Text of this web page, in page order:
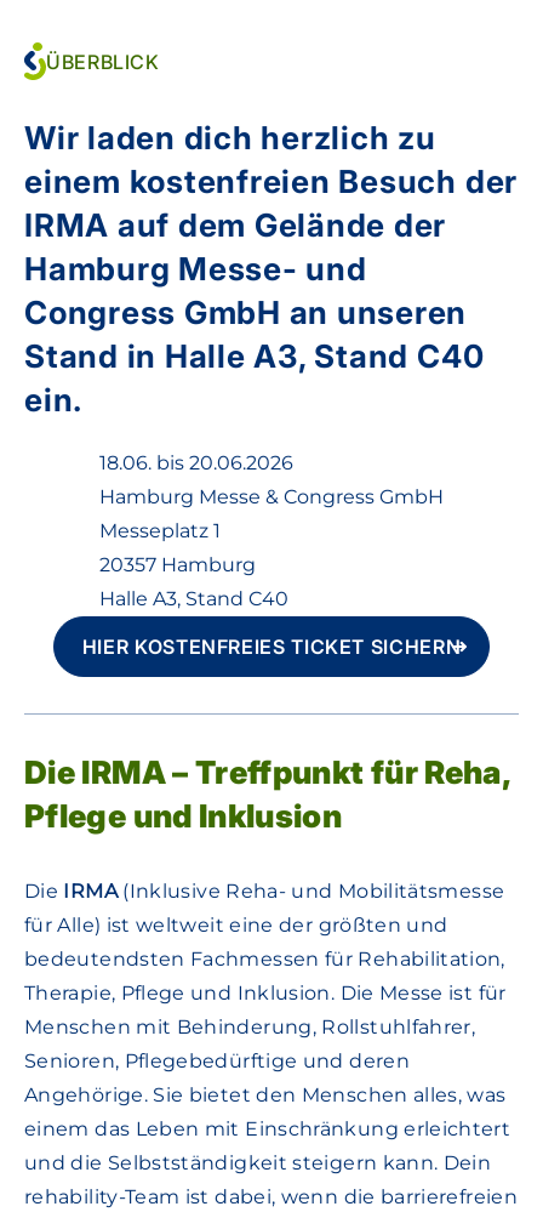
ÜBERBLICK
Wir laden dich herzlich zu
einem kostenfreien Besuch der
IRMA auf dem Gelände der
Hamburg Messe- und
Congress GmbH an unseren
Stand in Halle A3, Stand C40
ein.
18.06. bis 20.06.2026
Hamburg Messe & Congress GmbH
Messeplatz 1
20357 Hamburg
Halle A3, Stand C40
HIER KOSTENFREIES TICKET SICHERN
Die IRMA – Treffpunkt für Reha,
Pflege und Inklusion
Die IRMA(Inklusive Reha- und Mobilitätsmesse
für Alle) ist weltweit eine der größten und
bedeutendsten Fachmessen für Rehabilitation,
Therapie, Pflege und Inklusion. Die Messe ist für
Menschen mit Behinderung, Rollstuhlfahrer,
Senioren, Pflegebedürftige und deren
Angehörige. Sie bietet den Menschen alles, was
einem das Leben mit Einschränkung erleichtert
und die Selbstständigkeit steigern kann. Dein
rehability-Team ist dabei, wenn die barrierefreien